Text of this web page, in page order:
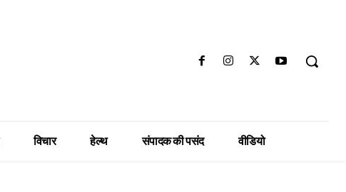
विचार हेल्थ संपादक की पसंद वीडियो